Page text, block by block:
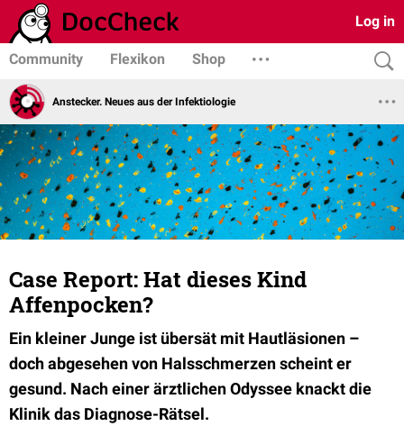
Log in
Community Flexikon Shop
Anstecker. Neues aus der Infektiologie
Case Report: Hat dieses Kind
Affenpocken?
Ein kleiner Junge ist übersät mit Hautläsionen –
doch abgesehen von Halsschmerzen scheint er
gesund. Nach einer ärztlichen Odyssee knackt die
Klinik das Diagnose-Rätsel.